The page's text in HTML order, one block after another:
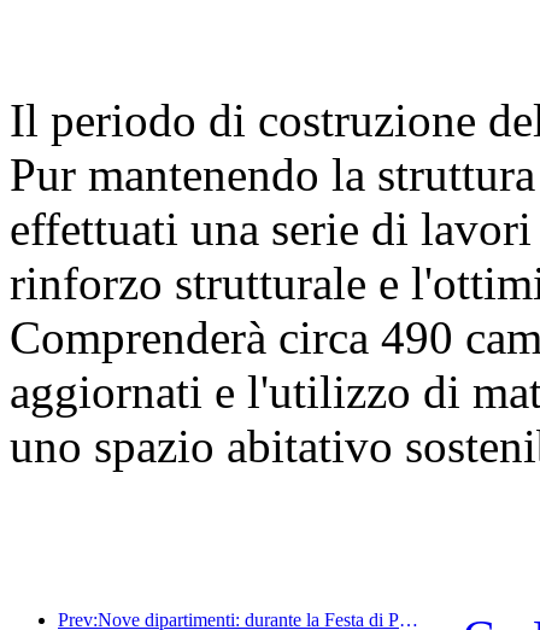
Il periodo di costruzione
Pur mantenendo la
effettuati una serie di
rinforzo strutturale e
Comprenderà circa 490
aggiornati e l'utilizzo di
uno spazio abitativo
Prev:Nove dipartimenti: durante la Festa di Primavera, le catene alberghiere e le case vacanze boutique offriranno misure preferenziali.